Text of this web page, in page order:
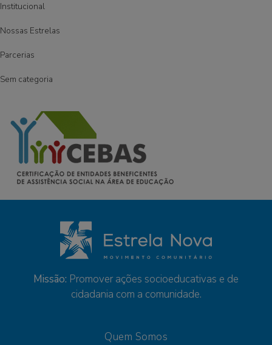
Institucional
Nossas Estrelas
Parcerias
Sem categoria
Missão: Promover ações socioeducativas e de
cidadania com a comunidade.
Quem Somos